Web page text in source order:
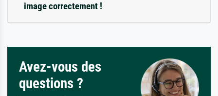
image correctement !
Avez-vous des
questions ?